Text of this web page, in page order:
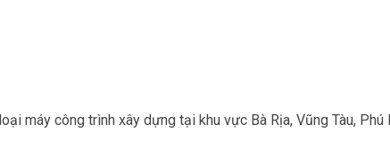
máy công trình xây dựng tại khu vực Bà Rịa, Vũng Tàu, Phú